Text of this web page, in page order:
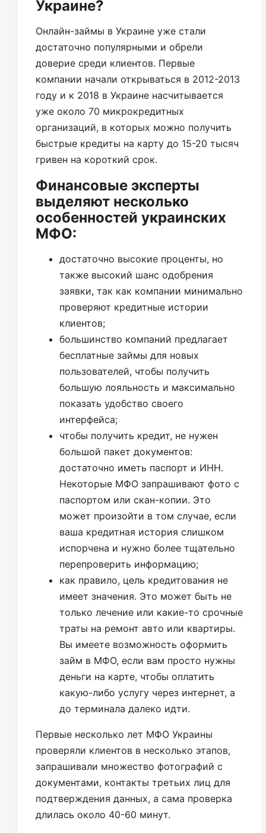
Украине?
Онлайн-займы в Украине уже стали
достаточно популярными и обрели
доверие среди клиентов. Первые
компании начали открываться в 2012-2013
году и к 2018 в Украине насчитывается
уже около 70 микрокредитных
организаций, в которых можно получить
быстрые кредиты на карту до 15-20 тысяч
гривен на короткий срок.
Финансовые эксперты
выделяют несколько
особенностей украинских
МФО:
достаточно высокие проценты, но
также высокий шанс одобрения
заявки, так как компании минимально
проверяют кредитные истории
клиентов;
большинство компаний предлагает
бесплатные займы для новых
пользователей, чтобы получить
большую лояльность и максимально
показать удобство своего
интерфейса;
чтобы получить кредит, не нужен
большой пакет документов:
достаточно иметь паспорт и ИНН.
Некоторые МФО запрашивают фото с
паспортом или скан-копии. Это
может произойти в том случае, если
ваша кредитная история слишком
испорчена и нужно более тщательно
перепроверить информацию;
как правило, цель кредитования не
имеет значения. Это может быть не
только лечение или какие-то срочные
траты на ремонт авто или квартиры.
Вы имеете возможность оформить
займ в МФО, если вам просто нужны
деньги на карте, чтобы оплатить
какую-либо услугу через интернет, а
до терминала далеко идти.
Первые несколько лет МФО Украины
проверяли клиентов в несколько этапов,
запрашивали множество фотографий с
документами, контакты третьих лиц для
подтверждения данных, а сама проверка
длилась около 40-60 минут.